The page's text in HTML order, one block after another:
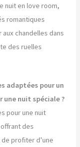
nuit en love room,
romantiques
aux chandelles dans
des ruelles
adaptées pour un
une nuit spéciale ?
pour une nuit
des
profiter d’une